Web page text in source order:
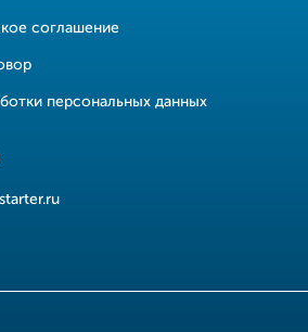
соглашение
персональных данных